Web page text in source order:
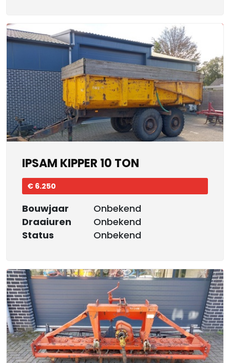
IPSAM KIPPER 10 TON
€ 6.250
Bouwjaar
Onbekend
Draaiuren
Onbekend
Status
Onbekend